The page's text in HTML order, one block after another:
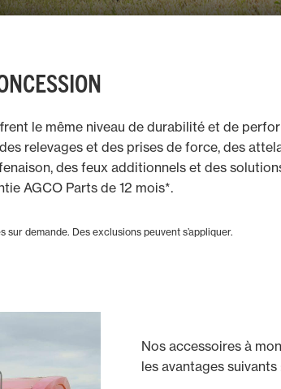
le même niveau de durabilité et de
relevages et des prises de force, des
des feux additionnels et des
AGCO Parts de 12 mois*.
demande. Des exclusions peuvent s’appliquer.
Nos accessoires à
les avantages suivants